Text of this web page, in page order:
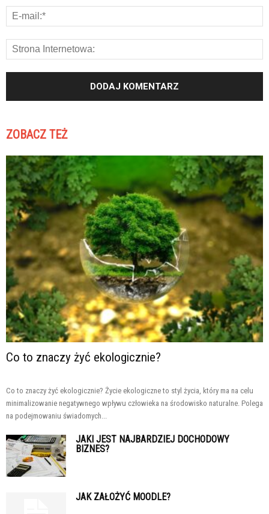
ZOBACZ TEŻ
Co to znaczy żyć ekologicznie?
Co to znaczy żyć ekologicznie? Życie ekologiczne to styl życia, który ma na celu
minimalizowanie negatywnego wpływu człowieka na środowisko naturalne. Polega
na podejmowaniu świadomych...
JAKI JEST NAJBARDZIEJ DOCHODOWY
BIZNES?
JAK ZAŁOŻYĆ MOODLE?